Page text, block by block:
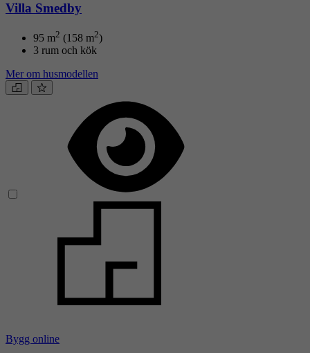
Villa Smedby
95 m2 (158 m2)
3 rum och kök
Mer om husmodellen
Bygg online